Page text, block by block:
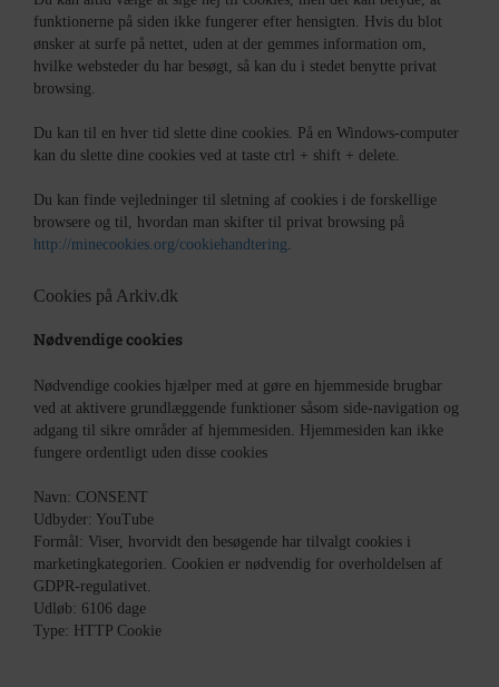
funktionerne på siden ikke fungerer efter hensigten. Hvis du blot
ønsker at surfe på nettet, uden at der gemmes information om,
hvilke websteder du har besøgt, så kan du i stedet benytte privat
browsing.
Du kan til en hver tid slette dine cookies. På en Windows-computer
kan du slette dine cookies ved at taste ctrl + shift + delete.
Du kan finde vejledninger til sletning af cookies i de forskellige
browsere og til, hvordan man skifter til privat browsing på
http://minecookies.org/cookiehandtering.
Cookies på Arkiv.dk
Nødvendige cookies
Nødvendige cookies hjælper med at gøre en hjemmeside brugbar
ved at aktivere grundlæggende funktioner såsom side-navigation og
adgang til sikre områder af hjemmesiden. Hjemmesiden kan ikke
fungere ordentligt uden disse cookies
Navn: CONSENT
Udbyder: YouTube
Formål: Viser, hvorvidt den besøgende har tilvalgt cookies i
marketingkategorien. Cookien er nødvendig for overholdelsen af
GDPR-regulativet.
Udløb: 6106 dage
Type: HTTP Cookie